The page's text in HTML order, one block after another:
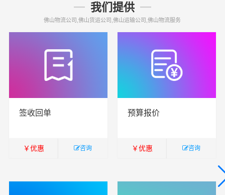
我们提供
佛山物流公司,佛山货运公司,佛山运输公司,佛山物流服务
签收回单
￥优惠 咨询
预算报价
￥优惠 咨询